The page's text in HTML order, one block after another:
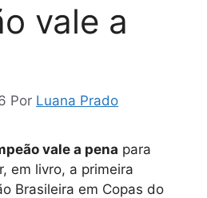
vale a
Por Luana Prado
vale a pena para
em livro, a primeira
Brasileira em Copas do